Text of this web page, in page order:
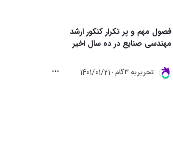
فصول مهم و پر تکرار کنکور ارشد
مهندسی صنایع در ده سال اخیر
تحريريه 3گام 1401/01/21